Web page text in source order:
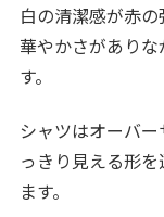
白の清潔感が赤の
華やかさがあり
す。
シャツはオーバ
っきり見える形
ます。